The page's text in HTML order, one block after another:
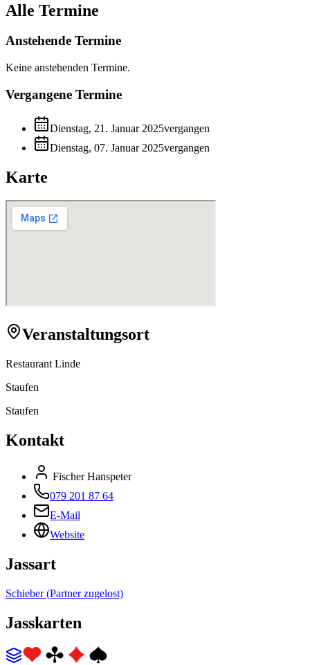
Alle Termine
Anstehende Termine
Keine anstehenden Termine.
Vergangene Termine
Dienstag, 21. Januar 2025vergangen
Dienstag, 07. Januar 2025vergangen
Karte
Veranstaltungsort
Restaurant Linde
Staufen
Staufen
Kontakt
Fischer Hanspeter
079 201 87 64
E-Mail
Website
Jassart
Schieber (Partner zugelost)
Jasskarten